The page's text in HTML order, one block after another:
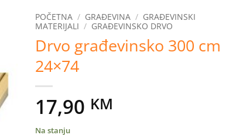
POČETNA / GRAĐEVINA / GRAĐEVINSKI
MATERIJALI / GRAĐEVINSKO DRVO
Drvo građevinsko 300 cm
24×74
17,90 KM
Na stanju